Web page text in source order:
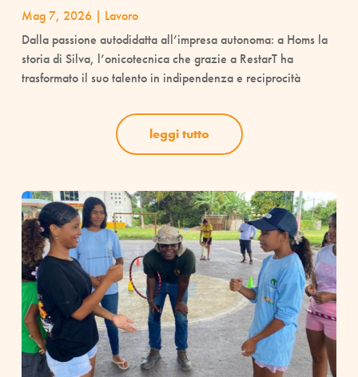
Mag 7, 2026| Lavoro
Dalla passione autodidatta all’impresa autonoma: a Homs la
storia di Silva, l’onicotecnica che grazie a RestarT ha
trasformato il suo talento in indipendenza e reciprocità
leggi tutto